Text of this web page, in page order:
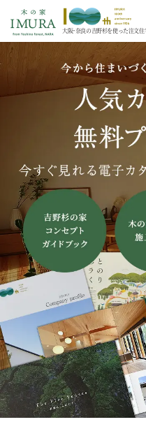
大阪・奈良の吉野杉を使った注文住